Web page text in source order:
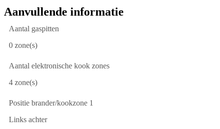
Aanvullende informatie
Aantal gaspitten
0 zone(s)
Aantal elektronische kook zones
4 zone(s)
Positie brander/kookzone 1
Links achter